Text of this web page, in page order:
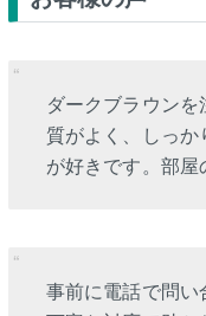
ダークブラウン
質がよく、しっ
が好きです。部屋
事前に電話で問い